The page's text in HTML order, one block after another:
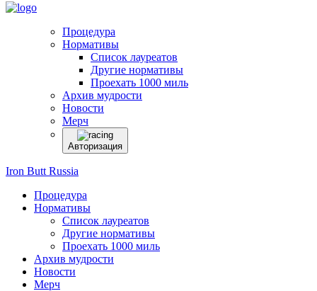
Процедура
Нормативы
Список лауреатов
Другие нормативы
Проехать 1000 миль
Архив мудрости
Новости
Мерч
Авторизация
Iron Butt Russia
Процедура
Нормативы
Список лауреатов
Другие нормативы
Проехать 1000 миль
Архив мудрости
Новости
Мерч